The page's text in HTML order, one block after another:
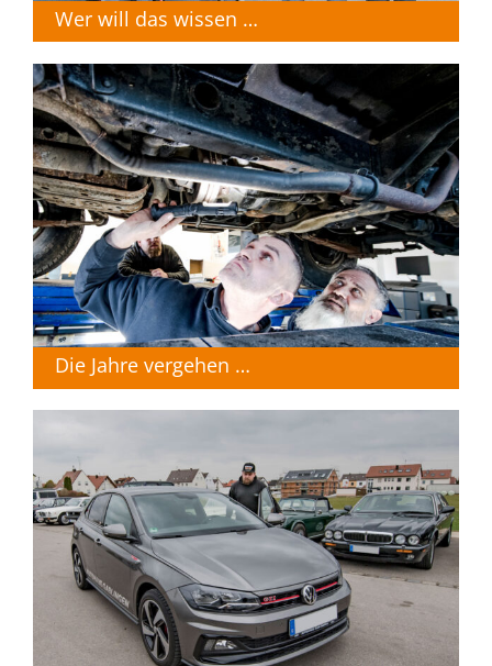
Wer will das wissen …
Die Jahre vergehen …